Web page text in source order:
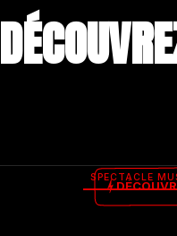
SPECTACLE